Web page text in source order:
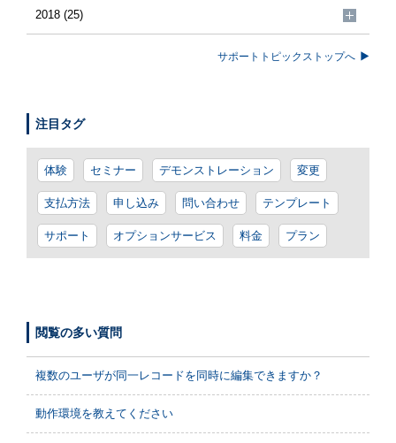
2018 (25)
サポートトピックストップへ
注目タグ
体験 セミナー デモンストレーション 変更
支払方法 申し込み 問い合わせ テンプレート
サポート オプションサービス 料金 プラン
閲覧の多い質問
複数のユーザが同一レコードを同時に編集できますか？
動作環境を教えてください